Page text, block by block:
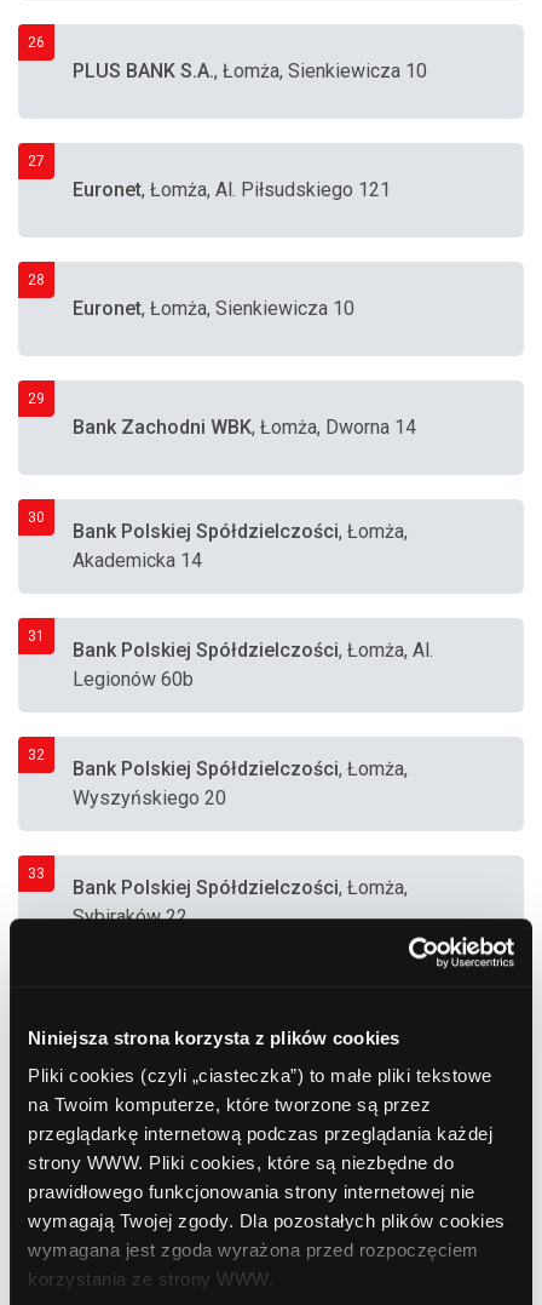
Niniejsza strona korzysta z plików cookies
Pliki cookies (czyli „ciasteczka”) to małe pliki tekstowe
na Twoim komputerze, które tworzone są przez
przeglądarkę internetową podczas przeglądania każdej
strony WWW. Pliki cookies, które są niezbędne do
prawidłowego funkcjonowania strony internetowej nie
wymagają Twojej zgody. Dla pozostałych plików cookies
wymagana jest zgoda wyrażona przed rozpoczęciem
korzystania ze strony WWW.
26
PLUS BANK S.A., Łomża, Sienkiewicza 10
27
Euronet, Łomża, Al. Piłsudskiego 121
28
Euronet, Łomża, Sienkiewicza 10
29
Bank Zachodni WBK, Łomża, Dworna 14
30
Bank Polskiej Spółdzielczości, Łomża,
Akademicka 14
31
Bank Polskiej Spółdzielczości, Łomża, Al.
Legionów 60b
32
Bank Polskiej Spółdzielczości, Łomża,
Wyszyńskiego 20
33
Bank Polskiej Spółdzielczości, Łomża,
Sybiraków 22
35
Bank Zachodni WBK, Łomża, Dworna 14
36
Planet Cash, Łomża, Wojska Polskiego 69